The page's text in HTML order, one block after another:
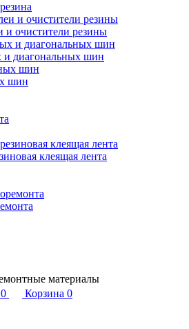
очистители резины
и диагональных шин
шин
клеящая лента
материалы
0 Корзина 0